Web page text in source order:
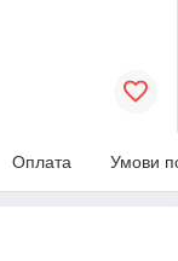
Оплата Умови